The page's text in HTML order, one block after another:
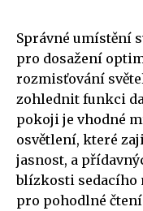
Správné umístění
pro dosažení
rozmisťování
zohlednit funkci
pokoji je vhodné
osvětlení, které
jasnost, a
blízkosti sedacího
pro pohodlné